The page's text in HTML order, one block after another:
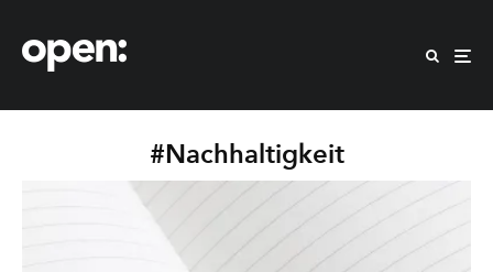
#Nachhaltigkeit